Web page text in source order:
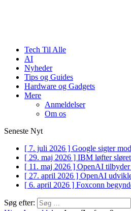
Tech Til Alle
AI
Nyheder
Tips og Guides
Hardware og Gadgets
Mere
Anmeldelser
Om os
Seneste Nyt
[ 7. juli 2026 ] Google sigter
[ 29. maj 2026 ] IBM løfter
[ 11. maj 2026 ] OpenAI tilbyder
[ 27. april 2026 ] OpenAI
[ 6. april 2026 ] Foxconn
Søg efter: